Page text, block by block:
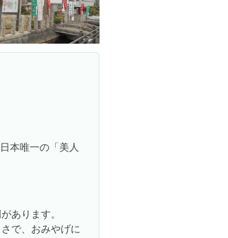
本唯一の「美人
あります。
で、おみやげに